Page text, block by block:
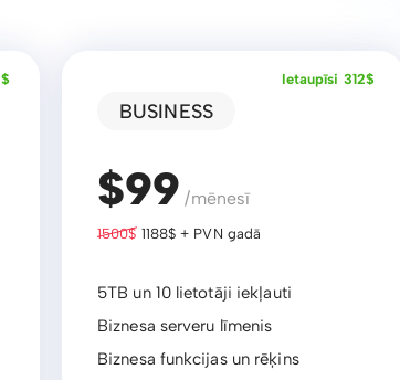
Ietaupīsi 312$
BUSINESS
$99 /mēnesī
1500$1188$ + PVN gadā
5TB un 10 lietotāji iekļauti
Biznesa serveru līmenis
Biznesa funkcijas un rēķins